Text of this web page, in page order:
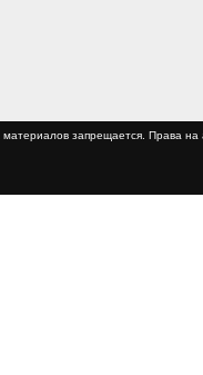
материалов запрещается.